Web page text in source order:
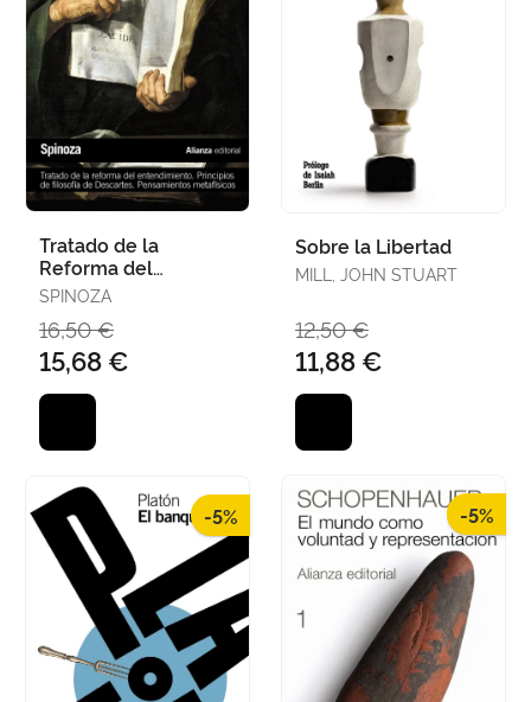
Tratado de la
Reforma del
Entendimiento.
Filosofía de
Descartes. P
SPINOZA
16,50 €
15,68 €
Sobre la Libertad
MILL, JOHN STUART
12,50 €
11,88 €
-5% -5%